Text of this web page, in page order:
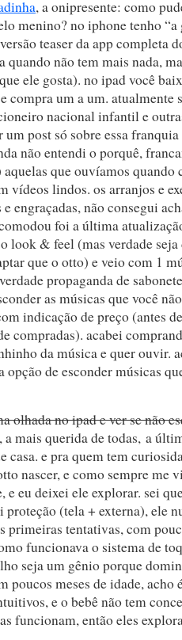
, a onipresente: como
menino? no iphone tenho
teaser da app completa
não tem mais nada,
ele gosta). no ipad você
compra um a um. atualmente
nacional infantil e
um post só sobre essa
não entendi o porquê,
que ouvíamos quando
vídeos lindos. os arranjos e
engraçadas, não consegui
foi a última
look & feel (mas verdade
que o otto) e veio com 1
propaganda de
as músicas que você
indicação de preço (antes
compradas). acabei
da música e quer ouvir.
opção de esconder músicas
olhada no ipad e ver se não
mais querida de todas, a
casa. e pra quem tem
nascer, e como sempre me
e eu deixei ele explorar. sei
proteção (tela + externa), ele
primeiras tentativas, com
funcionava o sistema de
seja um gênio porque
poucos meses de idade, acho
e o bebê não tem
funcionam, então eles